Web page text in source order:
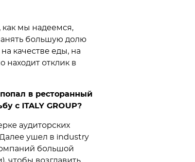
как мы надеемся,
большую долю
качестве еды, на
находит отклик в
в ресторанный
с ITALY GROUP?
аудиторских
ушел в industry
большой